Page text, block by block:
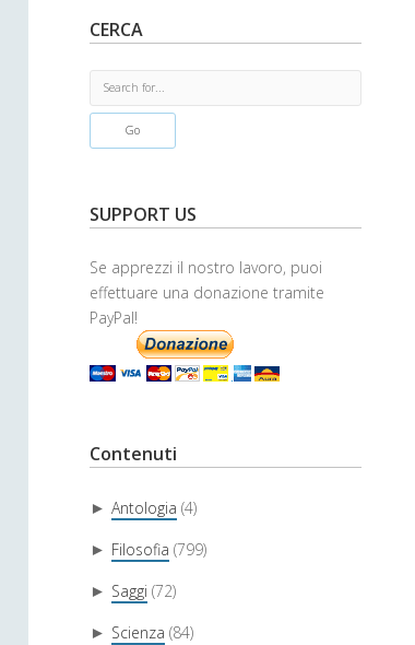
CERCA
e
h
SUPPORT US
Se apprezzi il nostro lavoro, puoi
effettuare una donazione tramite
PayPal!
Contenuti
► Antologia (4)
► Filosofia (799)
► Saggi (72)
► Scienza (84)